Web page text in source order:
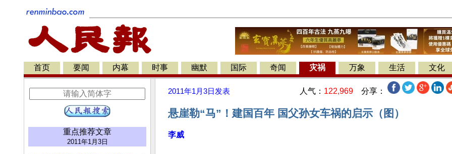
首页 要闻 内幕 时事 幽默 国际 奇闻 灾祸 万象 生活 文化
重点推荐文章
2011年1月3日
2011年1月3日 发表 人气： 122,969 分享：
悬崖勒“马”！建国百年 国父孙女车祸的启示（图）
李威